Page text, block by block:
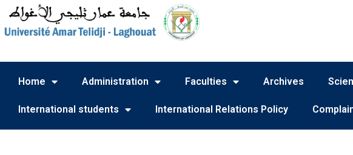
Home Administration Faculties Archives
International students International Relations Policy